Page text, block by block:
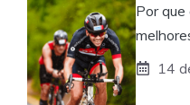
Por que
14